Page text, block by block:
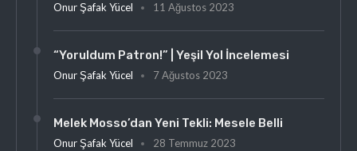
Onur Şafak Yücel 11 Ağustos 2023
“Yoruldum Patron!” | Yeşil Yol İncelemesi
Onur Şafak Yücel 7 Ağustos 2023
Melek Mosso’dan Yeni Tekli: Mesele Belli
Onur Şafak Yücel 28 Temmuz 2023